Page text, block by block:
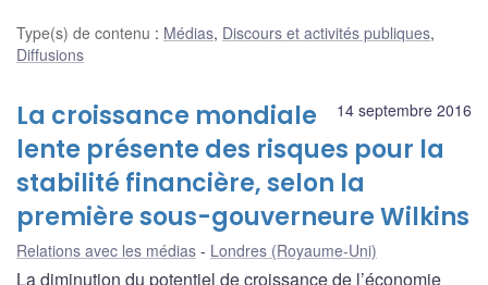
Type(s) de contenu : Médias, Discours et activités publiques,
Diffusions
14 septembre 2016
La croissance mondiale
lente présente des risques pour la
stabilité financière, selon la
première sous-gouverneure Wilkins
Relations avec les médias Londres (Royaume-Uni)
La diminution du potentiel de croissance de l’économie